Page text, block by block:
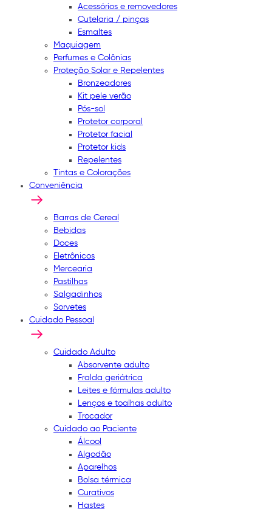
Acessórios e removedores
Cutelaria / pinças
Esmaltes
Maquiagem
Perfumes e Colônias
Proteção Solar e Repelentes
Bronzeadores
Kit pele verão
Pós-sol
Protetor corporal
Protetor facial
Protetor kids
Repelentes
Tintas e Colorações
Conveniência
Barras de Cereal
Bebidas
Doces
Eletrônicos
Mercearia
Pastilhas
Salgadinhos
Sorvetes
Cuidado Pessoal
Cuidado Adulto
Absorvente adulto
Fralda geriátrica
Leites e fórmulas adulto
Lenços e toalhas adulto
Trocador
Cuidado ao Paciente
Álcool
Algodão
Aparelhos
Bolsa térmica
Curativos
Hastes